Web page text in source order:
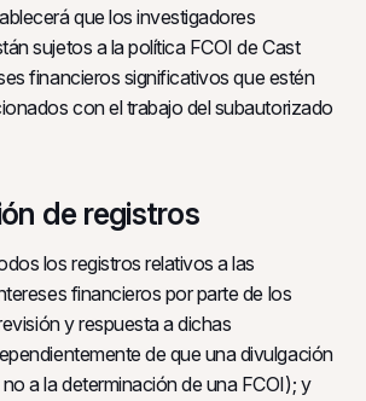
que los investigadores
sujetos a la política FCOI de Cast
financieros significativos que estén
con el trabajo del subautorizado
de registros
los registros relativos a las
financieros por parte de los
y respuesta a dichas
de que una divulgación
a la determinación de una FCOI); y